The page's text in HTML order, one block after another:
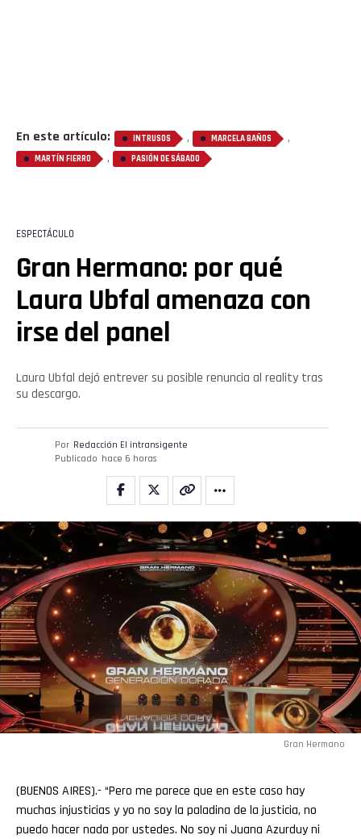
En este artículo: INTRUSOS , MARCELA BAÑOS ,
MARTÍN FIERRO , PASIÓN DE SÁBADO
ESPECTÁCULO
Gran Hermano: por qué
Laura Ubfal amenaza con
irse del panel
Laura Ubfal dejó entrever su posible renuncia al reality tras
su descargo.
Por Redacción El intransigente
Publicado hace 6 horas
Gran Hermano
(BUENOS AIRES).- “Pero me parece que en este caso hay
muchas injusticias y yo no soy la paladina de la justicia, no
puedo hacer nada por ustedes. No soy ni Juana Azurduy ni
Email